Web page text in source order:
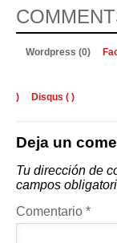
Wordpress (0)
) Disqus ( )
Deja un
Tu dirección de
campos
Comentario *